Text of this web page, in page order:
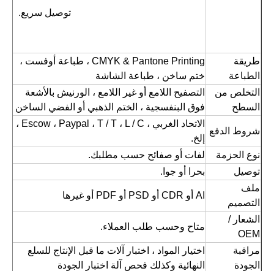
توصيل سريع.
الطباعة
ختم ساخن ، طباعة الشاشة
السطح
فوق البنفسجية ، الختم الذهبي أو الفضي الساخن
شروط الدفع
إلخ.
نوع الحزمة
لفات أو صفائح حسب مطلبك.
توصيل
بحرا أو جوا.
التصميم
AI أو CDR أو PSD أو PDF أو غيرها
OEM
متاح وحسب طلب العملاء.
الجودة
النهائية وكذلك فحص آلة اختبار الجودة